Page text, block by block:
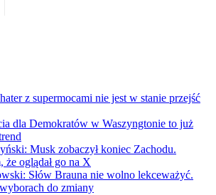
z supermocami nie jest w stanie przejść
dla Demokratów w Waszyngtonie to już
Musk zobaczył koniec Zachodu.
że oglądał go na X
Słów Brauna nie wolno lekceważyć.
do zmiany